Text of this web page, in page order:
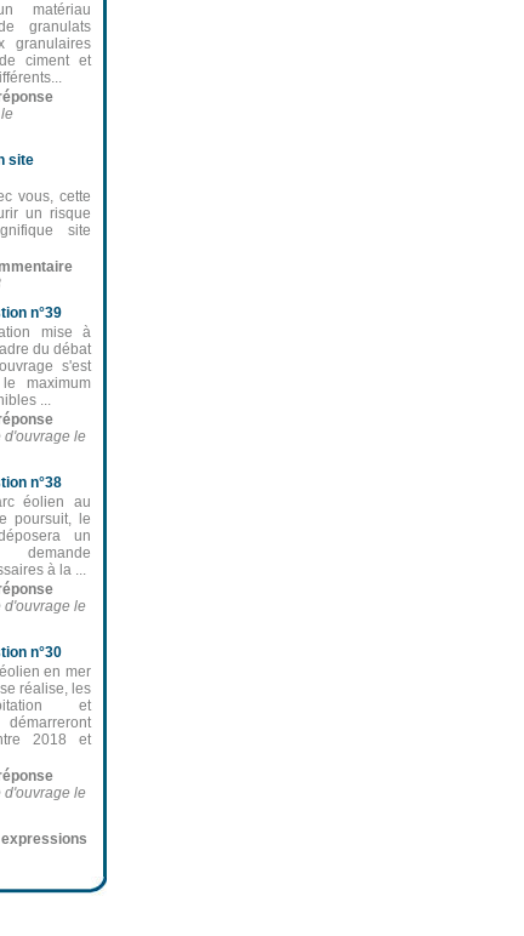
matériau
granulats
granulaires
ciment et
site
vous, cette
un risque
site
n°39
mise à
du débat
s'est
maximum
...
d'ouvrage le
n°38
éolien au
poursuit, le
un
à la ...
d'ouvrage le
n°30
en mer
réalise, les
et
2018 et
d'ouvrage le